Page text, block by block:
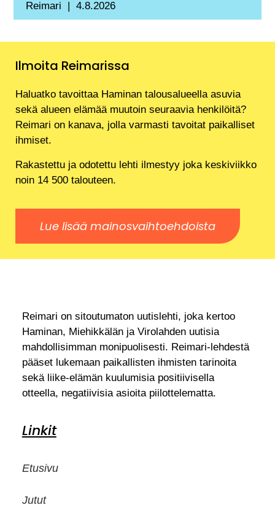
Reimari 4.8.2026
Ilmoita Reimarissa
Haluatko tavoittaa Haminan talousalueella asuvia
sekä alueen elämää muutoin seuraavia henkilöitä?
Reimari on kanava, jolla varmasti tavoitat paikalliset
ihmiset.
Rakastettu ja odotettu lehti ilmestyy joka keskiviikko
noin 14 500 talouteen.
Lue lisää mainosvaihtoehdoista
Reimari on sitoutumaton uutislehti, joka kertoo
Haminan, Miehikkälän ja Virolahden uutisia
mahdollisimman monipuolisesti. Reimari-lehdestä
pääset lukemaan paikallisten ihmisten tarinoita
sekä liike-elämän kuulumisia positiivisella
otteella, negatiivisia asioita piilottelematta.
Linkit
Etusivu
Jutut